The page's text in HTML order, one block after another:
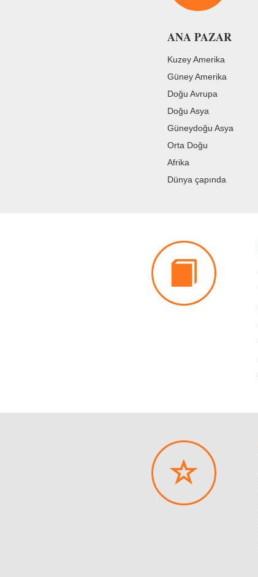
ANA PAZAR
Kuzey Amerika
Güney Amerika
Doğu Avrupa
Doğu Asya
Güneydoğu Asya
Orta Doğu
Afrika
Dünya çapında